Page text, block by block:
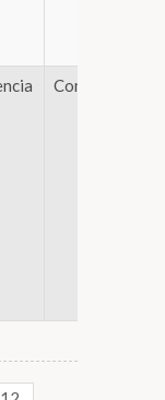
Confirma